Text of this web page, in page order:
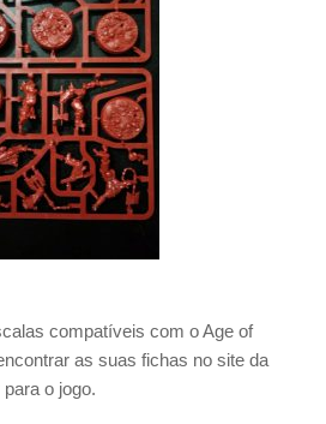
compatíveis com o Age of
as suas fichas no site da
o jogo.